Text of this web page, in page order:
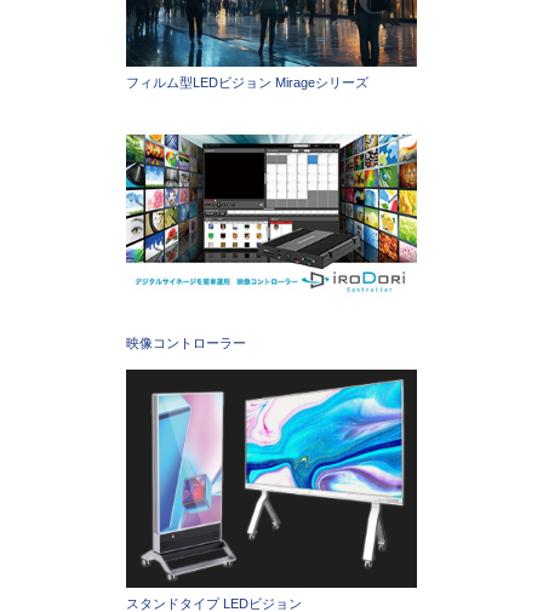
フィルム型LEDビジョン Mirageシリーズ
映像コントローラー
スタンドタイプ LEDビジョン